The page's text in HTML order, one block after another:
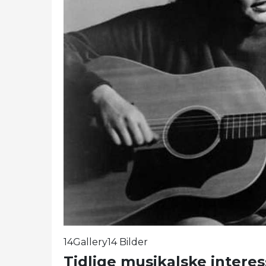
14Gallery14 Bilder
Tidlige musikalske